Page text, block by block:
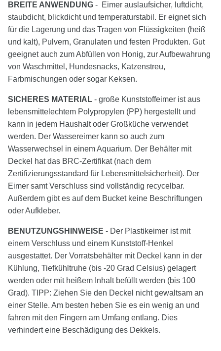
BREITE ANWENDUNG - Eimer auslaufsicher, luftdicht,
staubdicht, blickdicht und temperaturstabil. Er eignet sich
für die Lagerung und das Tragen von Flüssigkeiten (heiß
und kalt), Pulvern, Granulaten und festen Produkten. Gut
geeignet auch zum Abfüllen von Honig, zur Aufbewahrung
von Waschmittel, Hundesnacks, Katzenstreu,
Farbmischungen oder sogar Keksen.
SICHERES MATERIAL - große Kunststoffeimer ist aus
lebensmittelechtem Polypropylen (PP) hergestellt und
kann in jedem Haushalt oder Großküche verwendet
werden. Der Wassereimer kann so auch zum
Wasserwechsel in einem Aquarium. Der Behälter mit
Deckel hat das BRC-Zertifikat (nach dem
Zertifizierungsstandard für Lebensmittelsicherheit). Der
Eimer samt Verschluss sind vollständig recycelbar.
Außerdem gibt es auf dem Bucket keine Beschriftungen
oder Aufkleber.
BENUTZUNGSHINWEISE - Der Plastikeimer ist mit
einem Verschluss und einem Kunststoff-Henkel
ausgestattet. Der Vorratsbehälter mit Deckel kann in der
Kühlung, Tiefkühltruhe (bis -20 Grad Celsius) gelagert
werden oder mit heißem Inhalt befüllt werden (bis 100
Grad). TIPP: Ziehen Sie den Deckel nicht gewaltsam an
einer Stelle. Am besten heben Sie es ein wenig an und
fahren mit den Fingern am Umfang entlang. Dies
verhindert eine Beschädigung des Dekkels.